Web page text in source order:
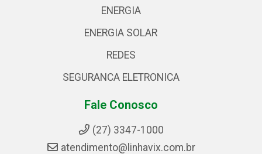
ENERGIA
ENERGIA SOLAR
REDES
SEGURANCA ELETRONICA
Fale Conosco
(27) 3347-1000
atendimento@linhavix.com.br